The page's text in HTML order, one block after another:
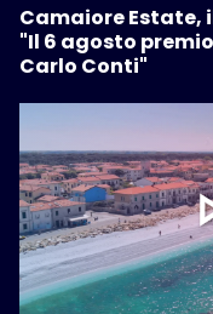
Camaiore Estate,
"Il 6 agosto
Carlo Conti"